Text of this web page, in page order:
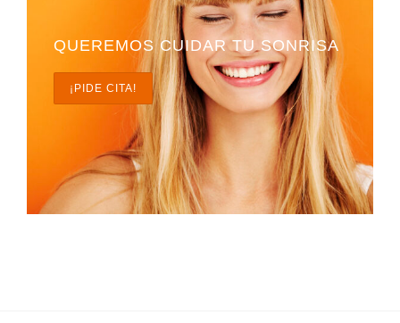
QUEREMOS CUIDAR TU SONRISA
¡PIDE CITA!